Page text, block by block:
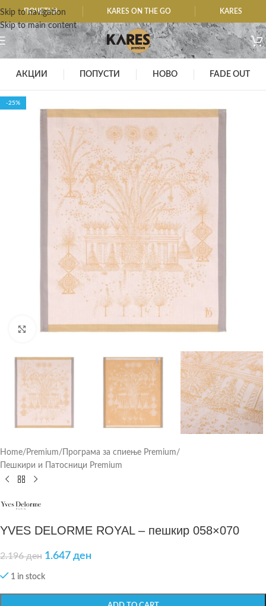
Skip to navigation
Skip to main content
ПОЧЕТНА KARES ON THE GO KARES
АКЦИИ ПОПУСТИ НОВО FADE OUT
-25%
Home/ Premium/ Програма за спиење Premium/
Пешкири и Патосници Premium
YVES DELORME ROYAL – пешкир 058×070
2.196ден 1.647 ден
1 in stock